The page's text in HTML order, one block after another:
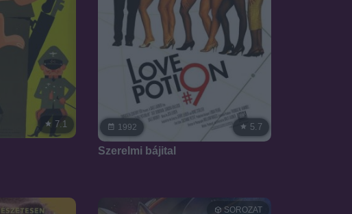
7.1 1992 5.7
Szerelmi bájital
SOROZAT